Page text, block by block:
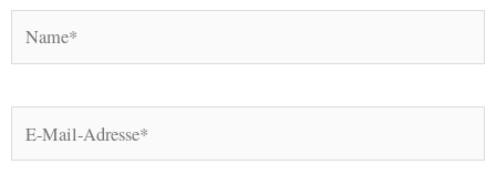
Name*
E-
Mail-